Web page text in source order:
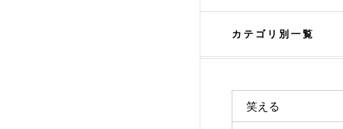
カテゴリ別一覧
笑える